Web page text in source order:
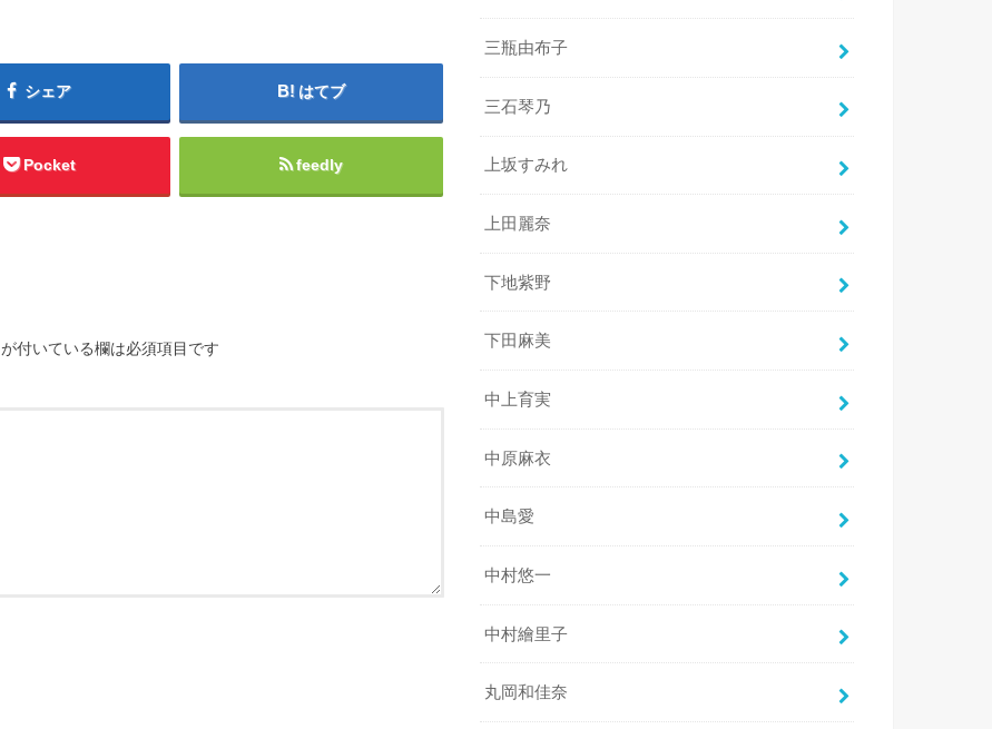
シェア はてブ
Pocket feedly
が付いている欄は必須項目です
三瓶由布子
三石琴乃
上坂すみれ
上田麗奈
下地紫野
下田麻美
中上育実
中原麻衣
中島愛
中村悠一
中村繪里子
丸岡和佳奈